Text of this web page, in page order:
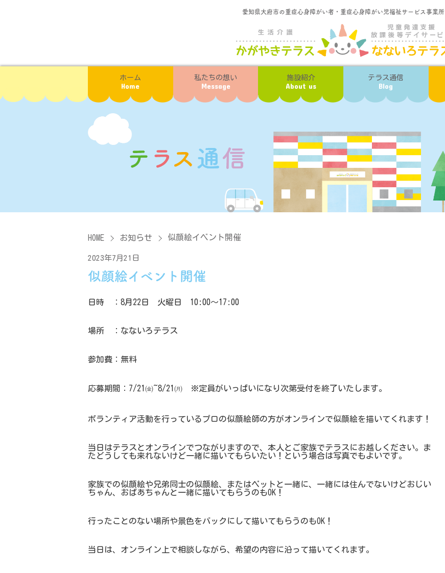
愛知県大府市の重症心身障がい者・重症心身障がい児福祉サービス事業所
ホーム
Home
私たちの想い
Message
施設紹介
About us
テラス通信
Blog
HOME お知らせ 似顔絵イベント開催
2023年7月21日
似顔絵イベント開催
日時 ：8月22日 火曜日 10:00～17:00
場所 ：なないろテラス
参加費：無料
応募期間：7/21㈮~8/21㈪ ※定員がいっぱいになり次第受付を終了いたします。
ボランティア活動を行っているプロの似顔絵師の方がオンラインで似顔絵を描いてくれます！
当日はテラスとオンラインでつながりますので、本人とご家族でテラスにお越しください。ま
たどうしても来れないけど一緒に描いてもらいたい！という場合は写真でもよいです。
家族での似顔絵や兄弟同士の似顔絵、またはペットと一緒に、一緒には住んでないけどおじい
ちゃん、おばあちゃんと一緒に描いてもらうのもOK！
行ったことのない場所や景色をバックにして描いてもらうのもOK！
当日は、オンライン上で相談しながら、希望の内容に沿って描いてくれます。